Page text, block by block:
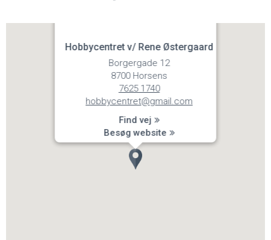
Hobbycentret v/ Rene Østergaard
Borgergade 12
8700 Horsens
7625 1740
hobbycentret@gmail.com
Find vej
Besøg website